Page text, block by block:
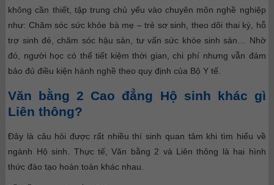
không cần thiết, tập trung chủ yếu vào chuyên môn nghề nghiệp
như: Chăm sóc sức khỏe bà mẹ – trẻ sơ sinh, theo dõi thai kỳ, hỗ
trợ sinh đẻ, chăm sóc hậu sản, tư vấn sức khỏe sinh sản… Nhờ
đó, người học có thể tiết kiệm thời gian, chi phí nhưng vẫn đảm
bảo đủ điều kiện hành nghề theo quy định của Bộ Y tế.
Văn bằng 2 Cao đẳng Hộ sinh khác gì
Liên thông?
Đây là câu hỏi được rất nhiều thí sinh quan tâm khi tìm hiểu về
ngành Hộ sinh. Thực tế, Văn bằng 2 và Liên thông là hai hình
thức đào tạo hoàn toàn khác nhau.